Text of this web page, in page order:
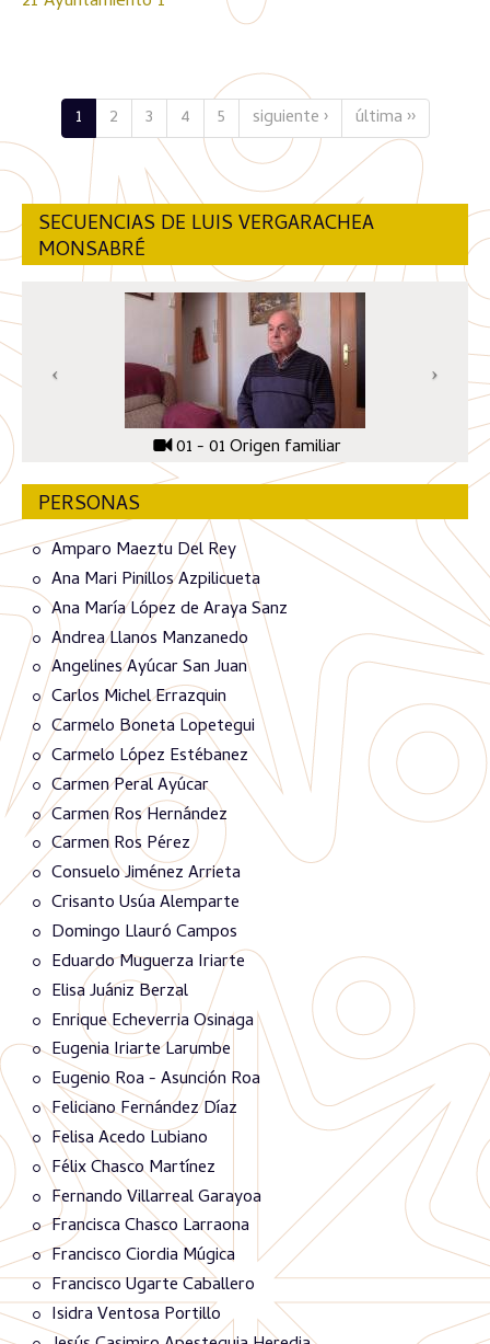
1 2 3 4 5 siguiente › última ››
SECUENCIAS DE LUIS VERGARACHEA
MONSABRÉ
01 - 01 Origen familiar
PERSONAS
Amparo Maeztu Del Rey
Ana Mari Pinillos Azpilicueta
Ana María López de Araya Sanz
Andrea Llanos Manzanedo
Angelines Ayúcar San Juan
Carlos Michel Errazquin
Carmelo Boneta Lopetegui
Carmelo López Estébanez
Carmen Peral Ayúcar
Carmen Ros Hernández
Carmen Ros Pérez
Consuelo Jiménez Arrieta
Crisanto Usúa Alemparte
Domingo Llauró Campos
Eduardo Muguerza Iriarte
Elisa Juániz Berzal
Enrique Echeverria Osinaga
Eugenia Iriarte Larumbe
Eugenio Roa - Asunción Roa
Feliciano Fernández Díaz
Felisa Acedo Lubiano
Félix Chasco Martínez
Fernando Villarreal Garayoa
Francisca Chasco Larraona
Francisco Ciordia Múgica
Francisco Ugarte Caballero
Isidra Ventosa Portillo